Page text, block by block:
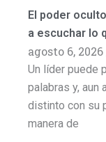
El poder
a escuchar lo
agosto 6, 2026
Un líder puede
palabras y, aun
distinto con su
manera de